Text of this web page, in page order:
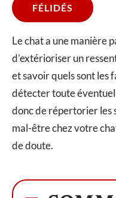
FÉLIDÉS
Le chat a une manière
d’extérioriser un
et savoir quels sont les
détecter toute
donc de répertorier les
mal-être chez votre
de doute.